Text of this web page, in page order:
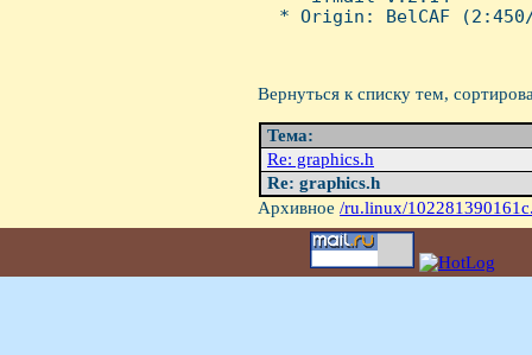
* Origin: BelCAF
Вернуться к списку тем,
Тема:
Re: graphics.h
Re: graphics.h
Архивное /ru.linux/